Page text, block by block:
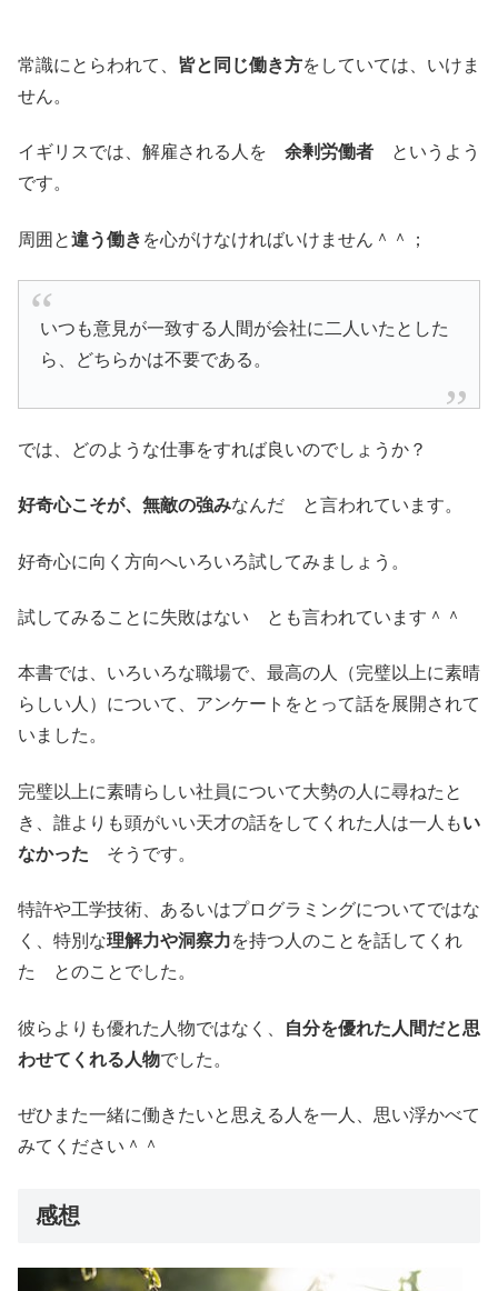
常識にとらわれて、 皆と同じ働き方をしていては、いけま
せん。
イギリスでは、解雇される人を 余剰労働者 というよう
です。
周囲と違う働き を心がけなければいけません＾＾；
いつも意見が一致する人間が会社に二人いたとした
ら、どちらかは不要である。
では、どのような仕事をすれば良いのでしょうか？
好奇心こそが、無敵の強みなんだ と言われています。
好奇心に向く方向へいろいろ試してみましょう。
試してみることに失敗はない とも言われています＾＾
本書では、いろいろな職場で、最高の人（完璧以上に素晴
らしい人）について、アンケートをとって話を展開されて
いました。
完璧以上に素晴らしい社員について大勢の人に尋ねたと
き、誰よりも頭がいい天才の話をしてくれた人は一人もい
なかった そうです。
特許や工学技術、あるいはプログラミングについてではな
く、特別な理解力や洞察力を持つ人のことを話してくれ
た とのことでした。
彼らよりも優れた人物ではなく、
自分を優れた人間だと思
わせてくれる人物でした。
ぜひまた一緒に働きたいと思える人を一人、思い浮かべて
みてください＾＾
感想